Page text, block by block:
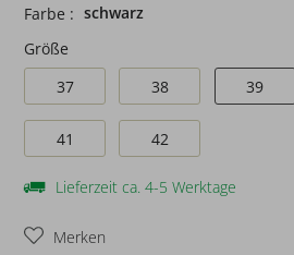
Farbe : schwarz
Größe
37
38 39
41 42
Lieferzeit ca. 4-5 Werktage
Merken